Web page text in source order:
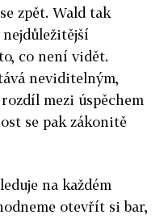
zpět. Wald tak
co není vidět.
neviditelným,
mezi úspěchem
se pak zákonitě
na každém
otevřít si bar,